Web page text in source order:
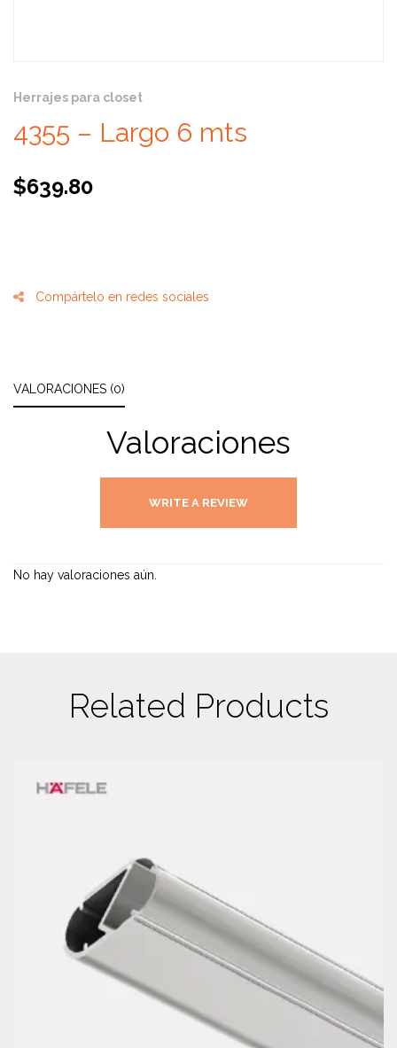
Herrajes para closet
4355 – Largo 6 mts
$639.80
Compártelo en redes sociales
VALORACIONES (0)
Valoraciones
WRITE A REVIEW
No hay valoraciones aún.
Related Products